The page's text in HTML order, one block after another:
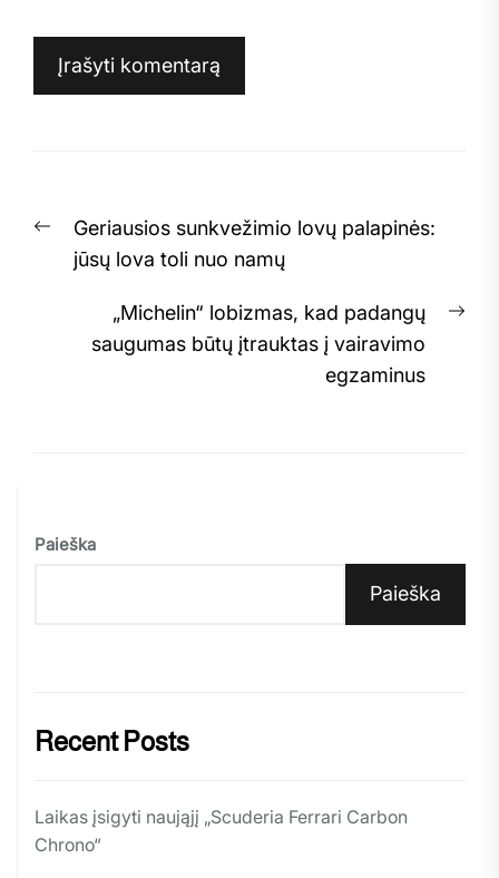
tarp
įrašų
Previous
post:
Geriausios sunkvežimio lovų palapinės:
jūsų lova toli nuo namų
„Michelin“ lobizmas, kad padangų
saugumas būtų įtrauktas į vairavimo
egzaminus
Paieška
Paieška
Recent Posts
Laikas įsigyti naująjį „Scuderia Ferrari Carbon
Chrono“